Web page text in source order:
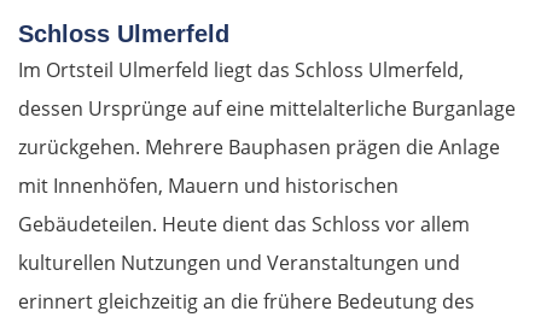
Schloss Ulmerfeld
Im Ortsteil Ulmerfeld liegt das Schloss Ulmerfeld,
dessen Ursprünge auf eine mittelalterliche Burganlage
zurückgehen. Mehrere Bauphasen prägen die Anlage
mit Innenhöfen, Mauern und historischen
Gebäudeteilen. Heute dient das Schloss vor allem
kulturellen Nutzungen und Veranstaltungen und
erinnert gleichzeitig an die frühere Bedeutung des